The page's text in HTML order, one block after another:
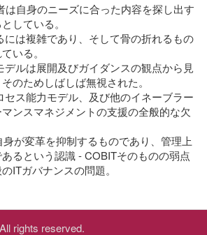
は自身のニーズに合った内容を探し出す
している。
には複雑であり、そして骨の折れるもの
いる。
デルは展開及びガイダンスの観点から見
のためしばしば無視された。
セス能力モデル、及び他のイネーブラー
ンスマネジメントの支援の全般的な欠
身が変革を抑制するものであり、管理上
るという認識 - COBITそのものの弱点
ITガバナンスの問題。
rights reserved.